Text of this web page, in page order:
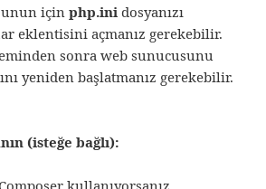
için php.ini dosyanızı
eklentisini açmanız gerekebilir.
sonra web sunucusunu
yeniden başlatmanız gerekebilir.
(isteğe bağlı):
kullanıyorsanız,